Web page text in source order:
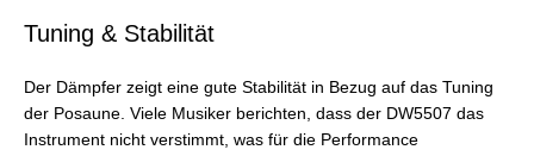
Tuning & Stabilität
Der Dämpfer zeigt eine gute Stabilität in Bezug auf das Tuning
der Posaune. Viele Musiker berichten, dass der DW5507 das
Instrument nicht verstimmt, was für die Performance